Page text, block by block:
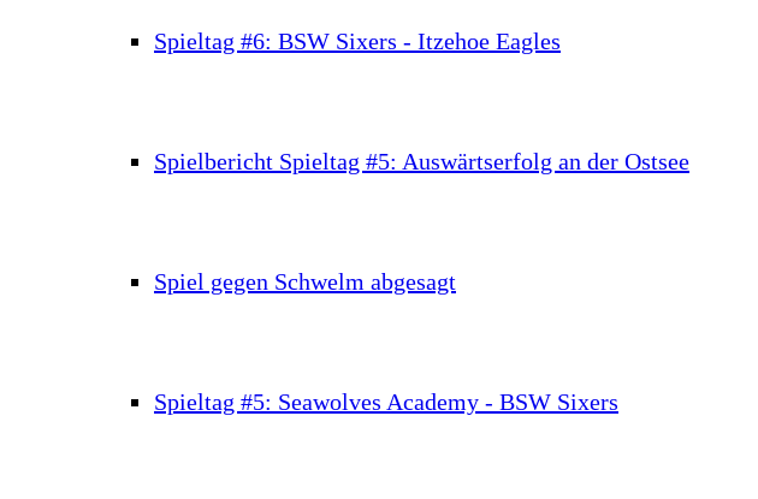
Spieltag #6: BSW Sixers - Itzehoe Eagles
Spielbericht Spieltag #5: Auswärtserfolg an der Ostsee
Spiel gegen Schwelm abgesagt
Spieltag #5: Seawolves Academy - BSW Sixers